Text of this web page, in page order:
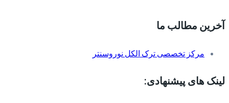
آخرین مطالب ما
مرکز تخصصی ترک الکل نوروسنتر
لینک های پیشنهادی: